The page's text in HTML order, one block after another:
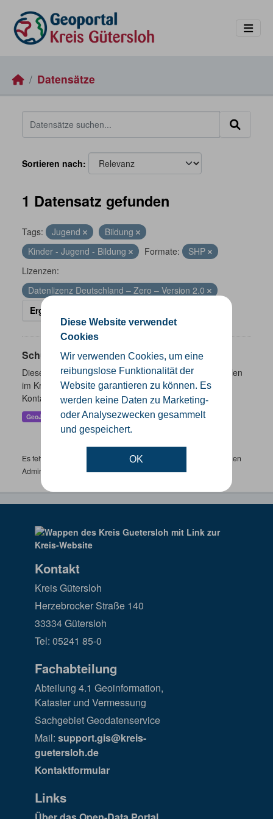
Diese Website verwendet
Cookies
Wir verwenden Cookies, um eine
reibungslose Funktionalität der
Website garantieren zu können. Es
werden keine Daten zu Marketing-
oder Analysezwecken gesammelt
und gespeichert.
OK
Datensätze
Sortieren nach
1 Datensatz gefunden
Tags: Jugend
Bildung
Kinder - Jugend - Bildung
Formate:
SHP
Lizenzen:
Datenlizenz Deutschland – Zero – Version 2.0
Ergebnisse filtern
Schulen
Dieser Datensatz beinhaltet eine Darstellung der Schulen
im Kreis Gütersloh mit Angaben zu Schulform,
Kontaktmöglichkeiten, Pausenzeiten und Schulträger.
GeoJSON SHP
Es fehlen spezifische Datensätze? Wenden Sie sich bitte an einen
Administrator unter:support.gis@kreis-guetersloh.de
Kontakt
Kreis Gütersloh
Herzebrocker Straße 140
33334 Gütersloh
Tel: 05241 85-0
Fachabteilung
Abteilung 4.1 Geoinformation,
Kataster und Vermessung
Sachgebiet Geodatenservice
Mail: support.gis@kreis-
guetersloh.de
Kontaktformular
Links